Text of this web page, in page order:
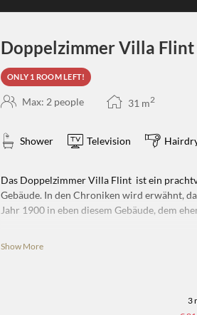
Doppelzimmer Villa Flint
ONLY 1 ROOM LEFT!
Max: 2 people 31 m2
Shower Television
Das Doppelzimmer Villa Flint ist ein
Gebäude. In den Chroniken wird erwähnt,
Jahr 1900 in eben diesem Gebäude, dem
traumhaftes Kingsize-Bett, eine einladende
Show More
3